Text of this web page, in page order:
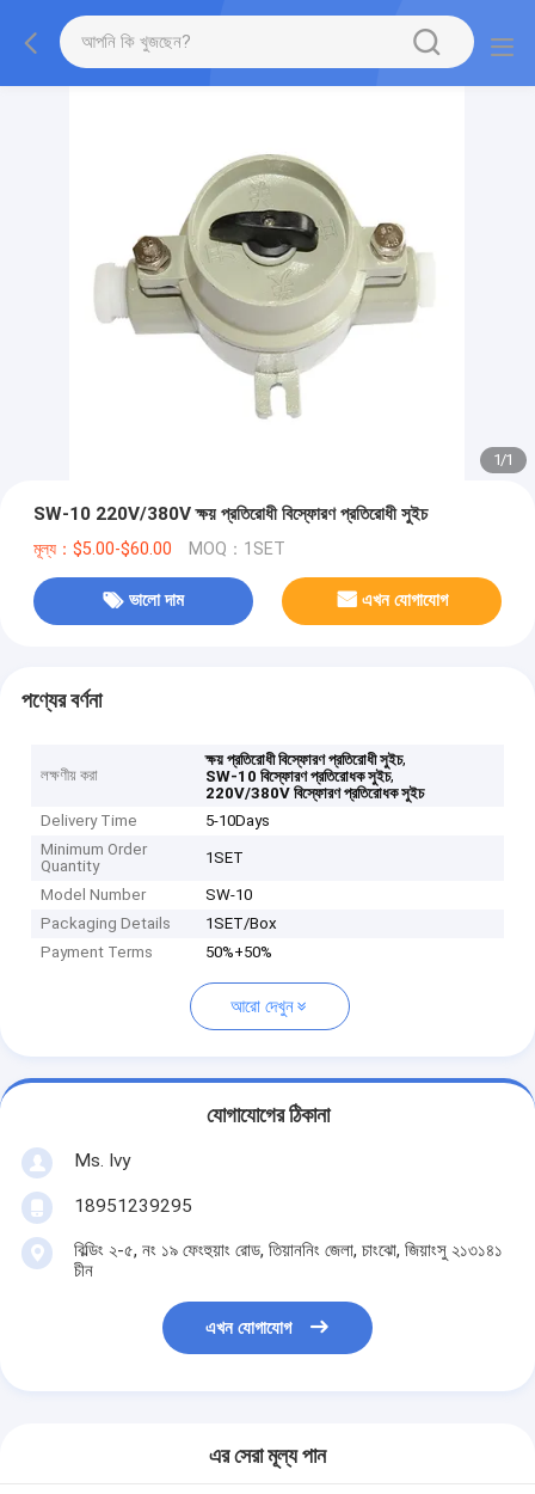
1/1
SW-10 220V/380V ক্ষয় প্রতিরোধী বিস্ফোরণ প্রতিরোধী সুইচ
মূল্য：$5.00-$60.00 MOQ：1SET
ভালো দাম এখন যোগাযোগ
পণ্যের বর্ণনা
লক্ষণীয় করা
ক্ষয় প্রতিরোধী বিস্ফোরণ প্রতিরোধী সুইচ,
SW-10 বিস্ফোরণ প্রতিরোধক সুইচ,
220V/380V বিস্ফোরণ প্রতিরোধক সুইচ
Delivery Time
5-10Days
Minimum Order
Quantity
1SET
Model Number
SW-10
Packaging Details
1SET/Box
Payment Terms
50%+50%
আরো দেখুন
যোগাযোগের ঠিকানা
Ms. Ivy
18951239295
বিল্ডিং ২-৫, নং ১৯ ফেংহুয়াং রোড, তিয়াননিং জেলা, চাংঝো, জিয়াংসু ২১৩১৪১
চীন
এখন যোগাযোগ
এর সেরা মূল্য পান